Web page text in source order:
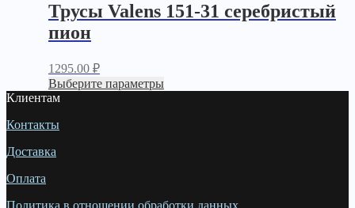
Трусы Valens 151-31 серебристый
пион
1295.00 ₽
Выберите параметры
Клиентам
Контакты
Доставка
Оплата